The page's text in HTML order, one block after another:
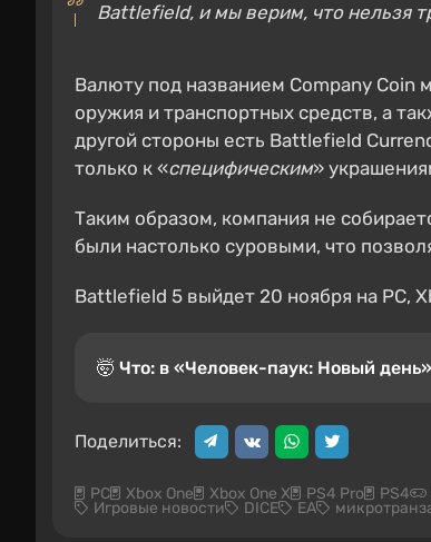
Battlefield, и мы верим, что нельзя
Валюту под названием Company Coin
оружия и транспортных средств, а
другой стороны есть Battlefield
только к «специфическим»
Таким образом, компания не
были настолько суровыми, что
Battlefield 5 выйдет 20 ноября на PC,
🤯 Что: в «Человек-паук: Новый
Поделиться:
PC Xbox One Xbox One X PS4 Pro PS4
Игровые новости DICE EA